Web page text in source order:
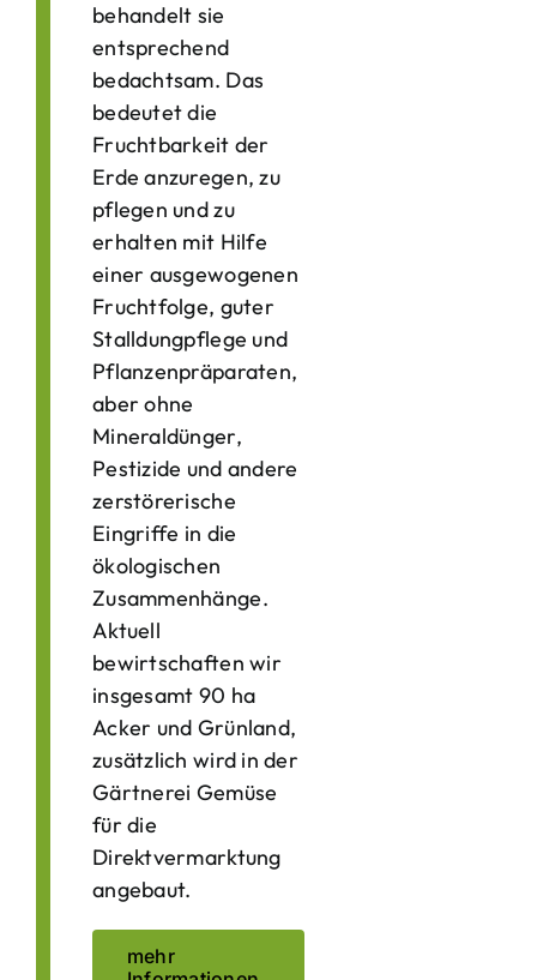
behandelt sie
entsprechend
bedachtsam. Das
bedeutet die
Fruchtbarkeit der
Erde anzuregen, zu
pflegen und zu
erhalten mit Hilfe
einer ausgewogenen
Fruchtfolge, guter
Stalldungpflege und
Pflanzenpräparaten,
aber ohne
Mineraldünger,
Pestizide und andere
zerstörerische
Eingriffe in die
ökologischen
Zusammenhänge.
Aktuell
bewirtschaften wir
insgesamt 90 ha
Acker und Grünland,
zusätzlich wird in der
Gärtnerei Gemüse
für die
Direktvermarktung
angebaut.
mehr